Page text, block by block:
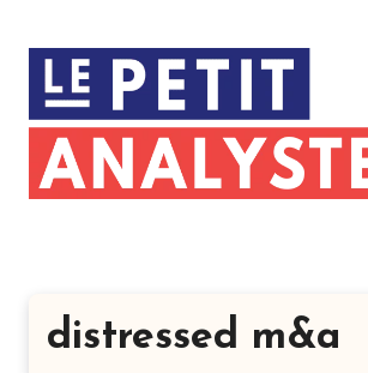
contenu
principal
distressed m&a